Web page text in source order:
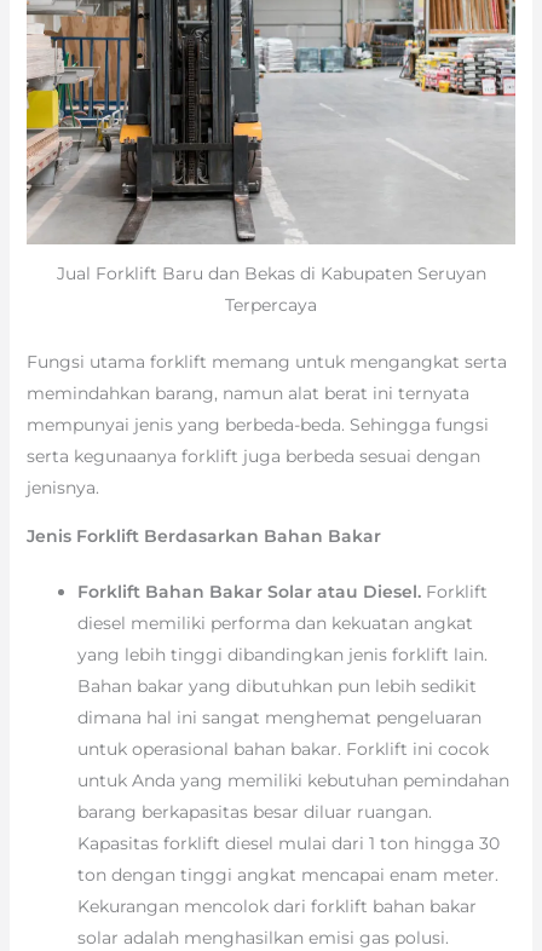
Jual Forklift Baru dan Bekas di Kabupaten Seruyan
Terpercaya
Fungsi utama forklift memang untuk mengangkat serta
memindahkan barang, namun alat berat ini ternyata
mempunyai jenis yang berbeda-beda. Sehingga fungsi
serta kegunaanya forklift juga berbeda sesuai dengan
jenisnya.
Jenis Forklift Berdasarkan Bahan Bakar
Forklift Bahan Bakar Solar atau Diesel. Forklift
diesel memiliki performa dan kekuatan angkat
yang lebih tinggi dibandingkan jenis forklift lain.
Bahan bakar yang dibutuhkan pun lebih sedikit
dimana hal ini sangat menghemat pengeluaran
untuk operasional bahan bakar. Forklift ini cocok
untuk Anda yang memiliki kebutuhan pemindahan
barang berkapasitas besar diluar ruangan.
Kapasitas forklift diesel mulai dari 1 ton hingga 30
ton dengan tinggi angkat mencapai enam meter.
Kekurangan mencolok dari forklift bahan bakar
solar adalah menghasilkan emisi gas polusi.